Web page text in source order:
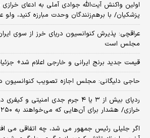
اولین واکنش آیت‌الله جوادی آملی به ادعای خرازی
پزشکیان/ با برهم‌زنندگان وحدت مبارزه کنید،
عراقچی: پذیرش کنوانسیون دریای خرز از سوی
مجلس است
قیمت جدید برنج ایرانی و خارجی اعلام شد+
حاجی دلیگانی: مجلس اجازه تصویب کنوانسیون
ردپای بیش از ۳ یا ۴ جرم جدی امنیتی
خرازی/ هشدار برای آن‌هایی که می‌خواهند به ۲۵۰ هزار نفر بپیوندند
اگر جلیلی رئیس جمهور می شد، چه اتفاقی می